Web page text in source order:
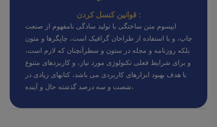
قوانین کنسل کردن :
ایپسوم متن ساختگی با تولید سادگی نامفهوم از صنعت
چاپ، و با استفاده از طراحان گرافیک است، چاپگرها و متون
بلکه روزنامه و مجله در ستون و سطرآنچنان که لازم است،
و برای شرایط فعلی تکنولوژی مورد نیاز، و کاربردهای متنوع
با هدف بهبود ابزارهای کاربردی می باشد، کتابهای زیادی در
شصت و سه درصد گذشته حال و آینده،